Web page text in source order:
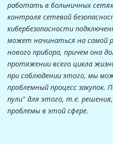
работать в больничных
контроля сетевой
кибербезопасности
может начинаться на самой
нового прибора, причем она
протяжении всего цикла
при соблюдении этого, мы
проблемный процесс закупок.
пули" для этого, т.е.
проблемы в этой сфере.